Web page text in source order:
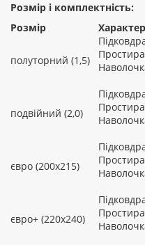
Розмір і комплектність:
Розмір
полуторний (1,5)
подвійний (2,0)
євро (200х215)
євро+ (220х240)